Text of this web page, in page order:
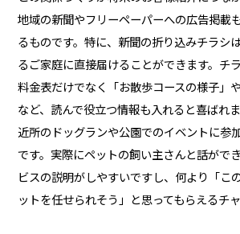
地域の新聞やフリーペーパーへの広告掲載
るものです。特に、新聞の折り込みチラシ
るご家庭に直接届けることができます。チ
料金表だけでなく「お散歩コースの様子」
など、読んで役立つ情報も入れると喜ばれま
近所のドッグランや公園でのイベントに参
です。実際にペットの飼い主さんと話がで
ビスの説明がしやすいですし、何より「こ
ットを任せられそう」と思ってもらえるチャ